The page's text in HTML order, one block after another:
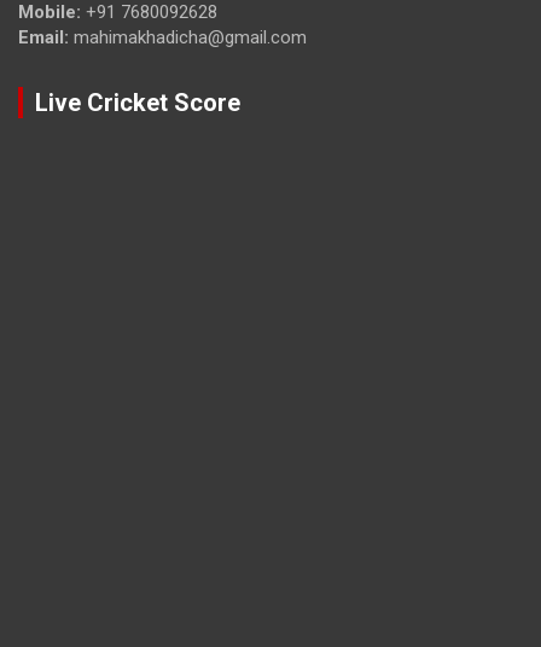
Mobile: +91 7680092628
Email: mahimakhadicha@gmail.com
Live Cricket Score